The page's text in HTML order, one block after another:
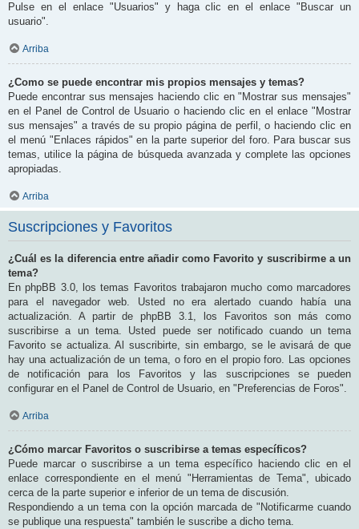
Pulse en el enlace "Usuarios" y haga clic en el enlace "Buscar un
usuario".
Arriba
¿Como se puede encontrar mis propios mensajes y temas?
Puede encontrar sus mensajes haciendo clic en "Mostrar sus mensajes"
en el Panel de Control de Usuario o haciendo clic en el enlace "Mostrar
sus mensajes" a través de su propio página de perfil, o haciendo clic en
el menú "Enlaces rápidos" en la parte superior del foro. Para buscar sus
temas, utilice la página de búsqueda avanzada y complete las opciones
apropiadas.
Arriba
Suscripciones y Favoritos
¿Cuál es la diferencia entre añadir como Favorito y suscribirme a un
tema?
En phpBB 3.0, los temas Favoritos trabajaron mucho como marcadores
para el navegador web. Usted no era alertado cuando había una
actualización. A partir de phpBB 3.1, los Favoritos son más como
suscribirse a un tema. Usted puede ser notificado cuando un tema
Favorito se actualiza. Al suscribirte, sin embargo, se le avisará de que
hay una actualización de un tema, o foro en el propio foro. Las opciones
de notificación para los Favoritos y las suscripciones se pueden
configurar en el Panel de Control de Usuario, en "Preferencias de Foros".
Arriba
¿Cómo marcar Favoritos o suscribirse a temas específicos?
Puede marcar o suscribirse a un tema específico haciendo clic en el
enlace correspondiente en el menú "Herramientas de Tema", ubicado
cerca de la parte superior e inferior de un tema de discusión.
Respondiendo a un tema con la opción marcada de "Notificarme cuando
se publique una respuesta" también le suscribe a dicho tema.